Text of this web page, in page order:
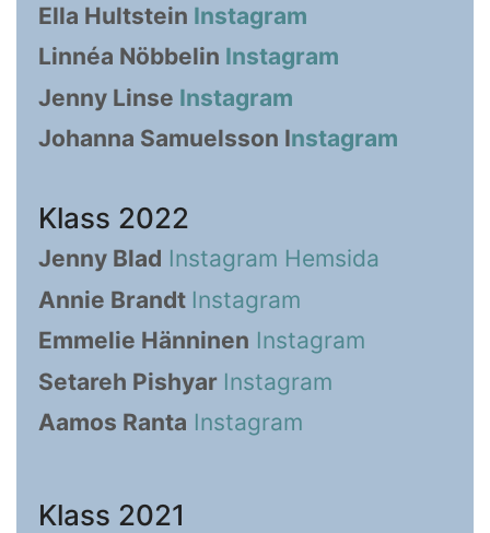
Ella Hultstein Instagram
Linnéa Nöbbelin Instagram
Jenny Linse Instagram
Johanna Samuelsson Instagram
Klass 2022
Jenny Blad Instagram Hemsida
Annie Brandt Instagram
Emmelie Hänninen Instagram
Setareh Pishyar Instagram
Aamos Ranta Instagram
Klass 2021